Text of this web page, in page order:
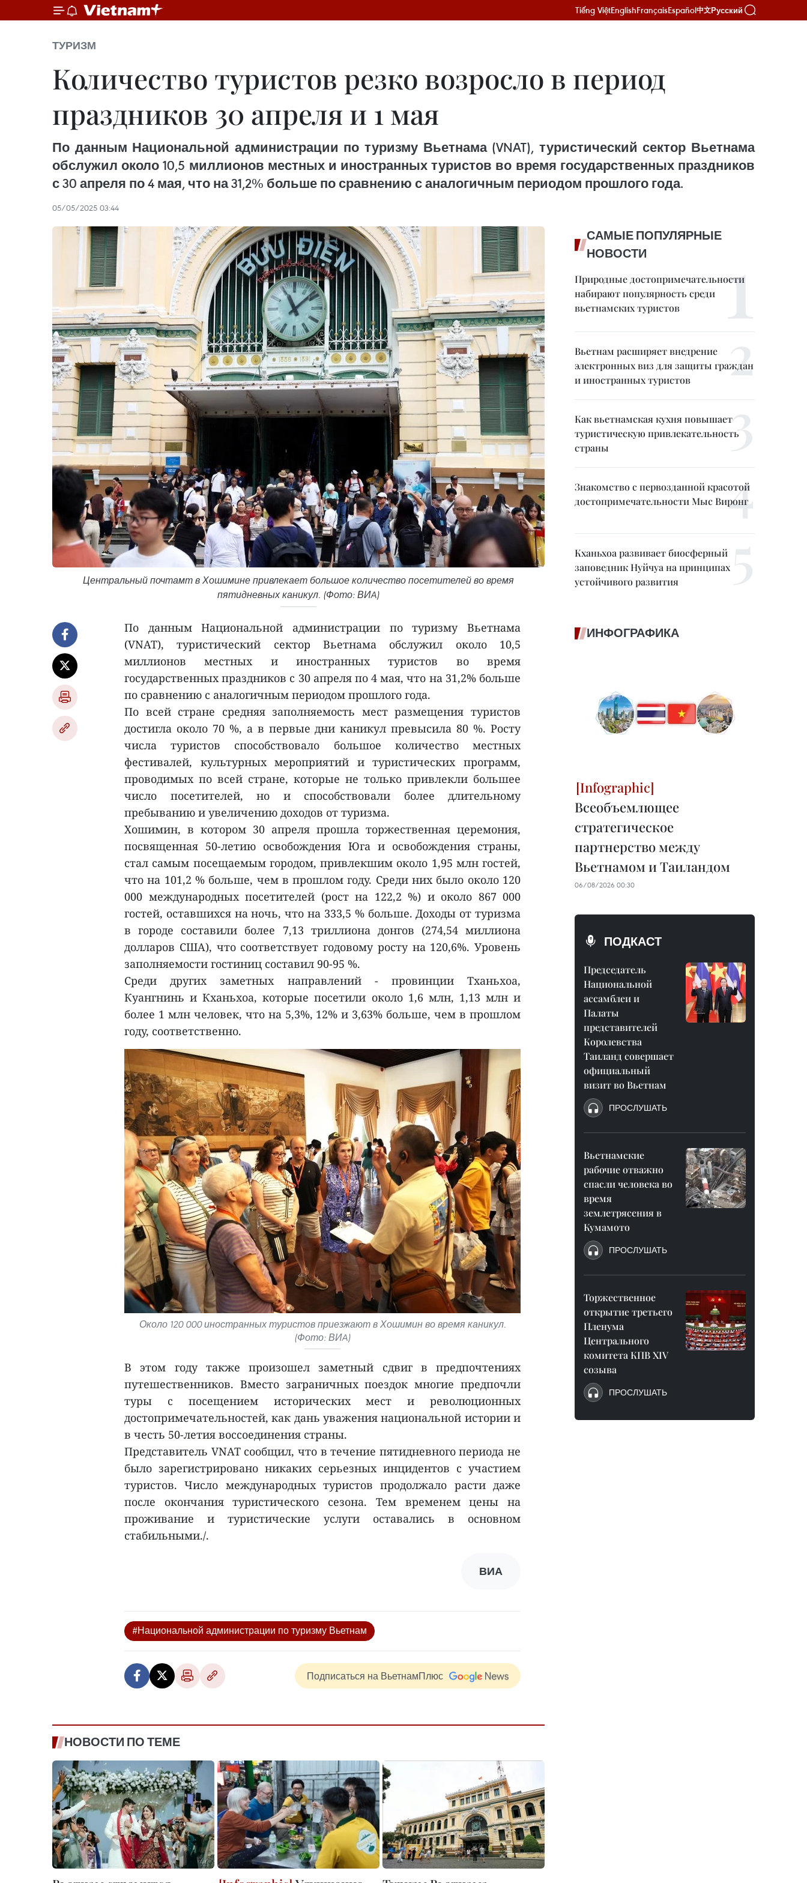
Tiếng ViệtEnglishFrançaisEspañol中文Русский
ТУРИЗМ
Количество туристов резко возросло в период
праздников 30 апреля и 1 мая
По данным Национальной администрации по туризму Вьетнама (VNAT), туристический сектор Вьетнама
обслужил около 10,5 миллионов местных и иностранных туристов во время государственных праздников
с 30 апреля по 4 мая, что на 31,2% больше по сравнению с аналогичным периодом прошлого года.
05/05/2025 03:44
Центральный почтамт в Хошимине привлекает большое количество посетителей во время
пятидневных каникул. (Фото: ВИA)
По данным Национальной администрации по туризму Вьетнама
(VNAT), туристический сектор Вьетнама обслужил около 10,5
миллионов местных и иностранных туристов во время
государственных праздников с 30 апреля по 4 мая, что на 31,2% больше
по сравнению с аналогичным периодом прошлого года.
По всей стране средняя заполняемость мест размещения туристов
достигла около 70 %, а в первые дни каникул превысила 80 %. Росту
числа туристов способствовало большое количество местных
фестивалей, культурных мероприятий и туристических программ,
проводимых по всей стране, которые не только привлекли большее
число посетителей, но и способствовали более длительному
пребыванию и увеличению доходов от туризма.
Хошимин, в котором 30 апреля прошла торжественная церемония,
посвященная 50-летию освобождения Юга и освобождения страны,
стал самым посещаемым городом, привлекшим около 1,95 млн гостей,
что на 101,2 % больше, чем в прошлом году. Среди них было около 120
000 международных посетителей (рост на 122,2 %) и около 867 000
гостей, оставшихся на ночь, что на 333,5 % больше. Доходы от туризма
в городе составили более 7,13 триллиона донгов (274,54 миллиона
долларов США), что соответствует годовому росту на 120,6%. Уровень
заполняемости гостиниц составил 90-95 %.
Среди других заметных направлений - провинции Тханьхоа,
Куангнинь и Кханьхоа, которые посетили около 1,6 млн, 1,13 млн и
более 1 млн человек, что на 5,3%, 12% и 3,63% больше, чем в прошлом
году, соответственно.
Около 120 000 иностранных туристов приезжают в Хошимин во время каникул.
(Фото: ВИA)
В этом году также произошел заметный сдвиг в предпочтениях
путешественников. Вместо заграничных поездок многие предпочли
туры с посещением исторических мест и революционных
достопримечательностей, как дань уважения национальной истории и
в честь 50-летия воссоединения страны.
Представитель VNAT сообщил, что в течение пятидневного периода не
было зарегистрировано никаких серьезных инцидентов с участием
туристов. Число международных туристов продолжало расти даже
после окончания туристического сезона. Тем временем цены на
проживание и туристические услуги оставались в основном
стабильными./.
ВИА
#Национальной администрации по туризму Вьетнам
Подписаться на ВьетнамПлюс
НОВОСТИ ПО ТЕМЕ
САМЫЕ ПОПУЛЯРНЫЕ
НОВОСТИ
Природные достопримечательности
набирают популярность среди
вьетнамских туристов
Вьетнам расширяет внедрение
электронных виз для защиты граждан
и иностранных туристов
Как вьетнамская кухня повышает
туристическую привлекательность
страны
Знакомство с первозданной красотой
достопримечательности Мыс Виронг
Кханьхоа развивает биосферный
заповедник Нуйчуа на принципах
устойчивого развития
ИНФОГРАФИКА
Всеобъемлющее
стратегическое
партнерство между
Вьетнамом и Таиландом
06/08/2026 00:30
ПОДКАСТ
Председатель
Национальной
ассамблеи и
Палаты
представителей
Королевства
Таиланд совершает
официальный
визит во Вьетнам
ПРОСЛУШАТЬ
Вьетнамские
рабочие отважно
спасли человека во
время
землетрясения в
Кумамото
ПРОСЛУШАТЬ
Торжественное
открытие третьего
Пленума
Центрального
комитета КПВ XIV
созыва
ПРОСЛУШАТЬ